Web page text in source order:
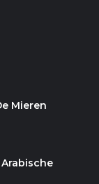
Mieren
Arabische